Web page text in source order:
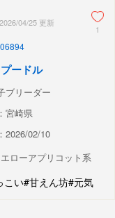
2026/04/25 更新
1
ードル
ブリーダー
宮崎県
2026/02/10
ローアプリコット系
こい#甘えん坊#元気